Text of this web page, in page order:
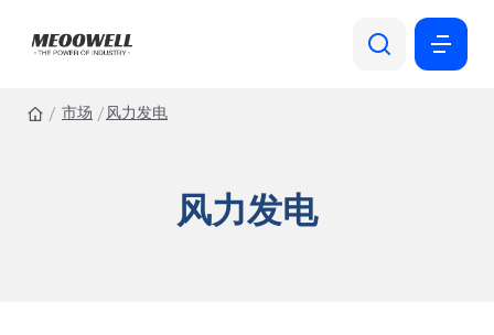
市场 风力发电
风力发电